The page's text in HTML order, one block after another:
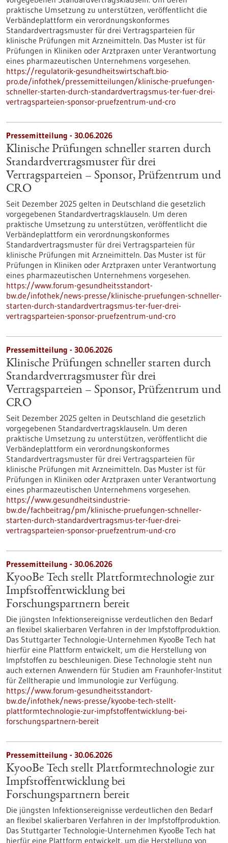
praktische Umsetzung zu unterstützen, veröffentlicht die
Verbändeplattform ein verordnungskonformes
Standardvertragsmuster für drei Vertragsparteien für
klinische Prüfungen mit Arzneimitteln. Das Muster ist für
Prüfungen in Kliniken oder Arztpraxen unter Verantwortung
eines pharmazeutischen Unternehmens vorgesehen.
https://regulatorik-gesundheitswirtschaft.bio-
pro.de/infothek/pressemitteilungen/klinische-pruefungen-
schneller-starten-durch-standardvertragsmus-ter-fuer-drei-
vertragsparteien-sponsor-pruefzentrum-und-cro
Pressemitteilung - 30.06.2026
Klinische Prüfungen schneller starten durch
Standardvertragsmuster für drei
Vertragsparteien – Sponsor, Prüfzentrum und
CRO
Seit Dezember 2025 gelten in Deutschland die gesetzlich
vorgegebenen Standardvertragsklauseln. Um deren
praktische Umsetzung zu unterstützen, veröffentlicht die
Verbändeplattform ein verordnungskonformes
Standardvertragsmuster für drei Vertragsparteien für
klinische Prüfungen mit Arzneimitteln. Das Muster ist für
Prüfungen in Kliniken oder Arztpraxen unter Verantwortung
eines pharmazeutischen Unternehmens vorgesehen.
https://www.forum-gesundheitsstandort-
bw.de/infothek/news-presse/klinische-pruefungen-schneller-
starten-durch-standardvertragsmus-ter-fuer-drei-
vertragsparteien-sponsor-pruefzentrum-und-cro
Pressemitteilung - 30.06.2026
Klinische Prüfungen schneller starten durch
Standardvertragsmuster für drei
Vertragsparteien – Sponsor, Prüfzentrum und
CRO
Seit Dezember 2025 gelten in Deutschland die gesetzlich
vorgegebenen Standardvertragsklauseln. Um deren
praktische Umsetzung zu unterstützen, veröffentlicht die
Verbändeplattform ein verordnungskonformes
Standardvertragsmuster für drei Vertragsparteien für
klinische Prüfungen mit Arzneimitteln. Das Muster ist für
Prüfungen in Kliniken oder Arztpraxen unter Verantwortung
eines pharmazeutischen Unternehmens vorgesehen.
https://www.gesundheitsindustrie-
bw.de/fachbeitrag/pm/klinische-pruefungen-schneller-
starten-durch-standardvertragsmus-ter-fuer-drei-
vertragsparteien-sponsor-pruefzentrum-und-cro
Pressemitteilung - 30.06.2026
KyooBe Tech stellt Plattformtechnologie zur
Impfstoffentwicklung bei
Forschungspartnern bereit
Die jüngsten Infektionsereignisse verdeutlichen den Bedarf
an flexibel skalierbaren Verfahren in der Impfstoffproduktion.
Das Stuttgarter Technologie-Unternehmen KyooBe Tech hat
hierfür eine Plattform entwickelt, um die Herstellung von
Impfstoffen zu beschleunigen. Diese Technologie steht nun
auch externen Anwendern für Studien am Fraunhofer-Institut
für Zelltherapie und Immunologie zur Verfügung.
https://www.forum-gesundheitsstandort-
bw.de/infothek/news-presse/kyoobe-tech-stellt-
plattformtechnologie-zur-impfstoffentwicklung-bei-
forschungspartnern-bereit
Pressemitteilung - 30.06.2026
KyooBe Tech stellt Plattformtechnologie zur
Impfstoffentwicklung bei
Forschungspartnern bereit
Die jüngsten Infektionsereignisse verdeutlichen den Bedarf
an flexibel skalierbaren Verfahren in der Impfstoffproduktion.
Das Stuttgarter Technologie-Unternehmen KyooBe Tech hat
hierfür eine Plattform entwickelt, um die Herstellung von